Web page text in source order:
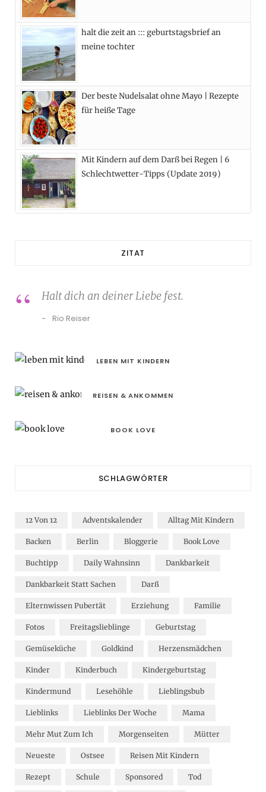
halt die zeit an ::: geburtstagsbrief an
meine tochter
Der beste Nudelsalat ohne Mayo | Rezepte
für heiße Tage
Mit Kindern auf dem Darß bei Regen | 6
Schlechtwetter-Tipps (Update 2019)
ZITAT
Halt dich an deiner Liebe fest.
Rio Reiser
LEBEN MIT KINDERN
REISEN & ANKOMMEN
BOOK LOVE
SCHLAGWÖRTER
12 Von 12 Adventskalender Alltag Mit Kindern
Backen Berlin Bloggerie Book Love
Buchtipp Daily Wahnsinn Dankbarkeit
Dankbarkeit Statt Sachen Darß
Elternwissen Pubertät Erziehung Familie
Fotos Freitagslieblinge Geburtstag
Gemüseküche Goldkind Herzensmädchen
Kinder Kinderbuch Kindergeburtstag
Kindermund Lesehöhle Lieblingsbub
Lieblinks Lieblinks Der Woche Mama
Mehr Mut Zum Ich Morgenseiten Mütter
Neueste Ostsee Reisen Mit Kindern
Rezept Schule Sponsored Tod